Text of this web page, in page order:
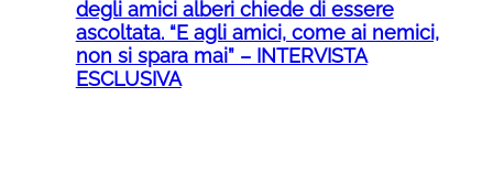
degli amici alberi chiede di essere
ascoltata. “E agli amici, come ai nemici,
non si spara mai” – INTERVISTA
ESCLUSIVA